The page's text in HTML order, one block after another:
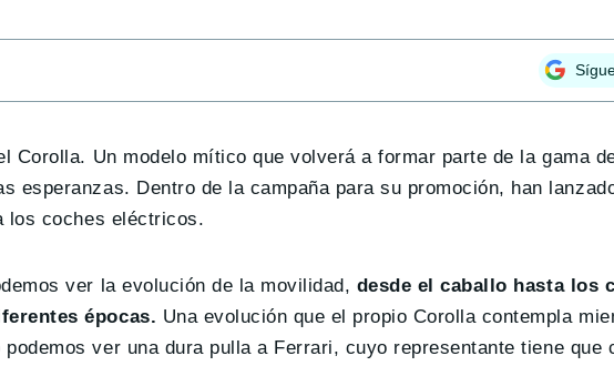
Corolla. Un modelo mítico que volverá a formar parte de la gama
esperanzas. Dentro de la campaña para su promoción, han
los coches eléctricos.
ver la evolución de la movilidad, desde el caballo hasta los
épocas. Una evolución que el propio Corolla contempla
ver una dura pulla a Ferrari, cuyo representante tiene que